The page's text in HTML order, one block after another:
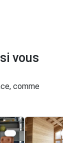
vous
comme